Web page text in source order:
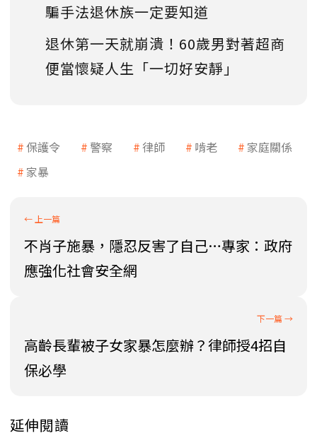
騙手法退休族一定要知道
退休第一天就崩潰！60歲男對著超商
便當懷疑人生「一切好安靜」
保護令 警察 律師 啃老
家庭關係
家暴
不肖子施暴，隱忍反害了自己…專家：政府
應強化社會安全網
高齡長輩被子女家暴怎麼辦？律師授4招自
保必學
延伸閱讀